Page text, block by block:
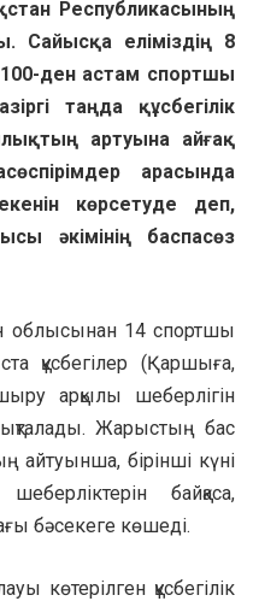
Республикасының
Сайысқа еліміздің 8
ден астам спортшы
таңда құсбегілік
артуына айғақ
арасында
көрсетуде деп,
әкімінің баспасөз
облысынан 14 спортшы
құсбегілер (Қаршыға,
арқылы шеберлігін
Жарыстың бас
айтуынша, бірінші күні
байқаса,
бәсекеге көшеді.
көтерілген құсбегілік